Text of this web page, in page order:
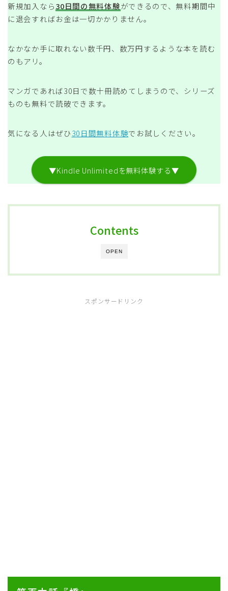
新規加入なら30日間の無料体験ができるので、無料期間中
に退会すればお金は一切かかりません。
なかなか手に取れない数千円、数万円するような本を読む
のもアリ。
マンガであれば30日で数十冊読めてしまうので、シリーズ
ものも無料で読破できます。
気になる人はぜひ30日間無料体験でお試しください。
▼Kindle Unlimitedを無料体験する▼
OPEN
Contents
スポンサードリンク